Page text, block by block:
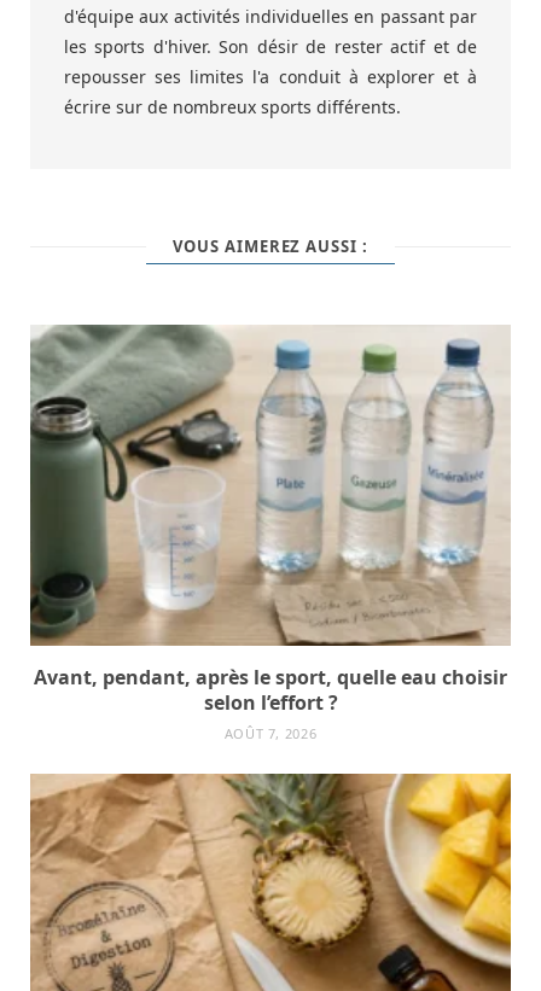
d'équipe aux activités individuelles en passant par
les sports d'hiver. Son désir de rester actif et de
repousser ses limites l'a conduit à explorer et à
écrire sur de nombreux sports différents.
VOUS AIMEREZ AUSSI :
Avant, pendant, après le sport, quelle eau choisir
selon l’effort ?
AOÛT 7, 2026